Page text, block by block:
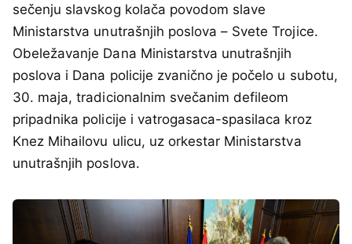
sečenju slavskog kolača povodom slave
Ministarstva unutrašnjih poslova – Svete Trojice.
Obeležavanje Dana Ministarstva unutrašnjih
poslova i Dana policije zvanično je počelo u subotu,
30. maja, tradicionalnim svečanim defileom
pripadnika policije i vatrogasaca-spasilaca kroz
Knez Mihailovu ulicu, uz orkestar Ministarstva
unutrašnjih poslova.